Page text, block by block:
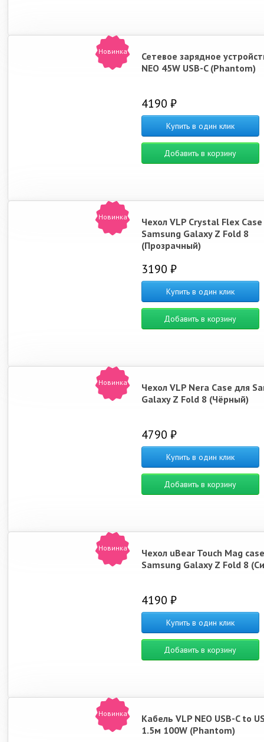
Новинка
Сетевое зарядное
NEO 45W USB-C (Phantom)
4190 ₽
Купить в один клик
Добавить в корзину
Новинка
Чехол VLP Crystal Flex
Samsung Galaxy Z Fold 8
(Прозрачный)
3190 ₽
Купить в один клик
Добавить в корзину
Новинка
Чехол VLP Nera Case для
Galaxy Z Fold 8 (Чёрный)
4790 ₽
Купить в один клик
Добавить в корзину
Новинка
Чехол uBear Touch Mag
Samsung Galaxy Z Fold 8
4190 ₽
Купить в один клик
Добавить в корзину
Новинка
Кабель VLP NEO USB-C to
1.5м 100W (Phantom)